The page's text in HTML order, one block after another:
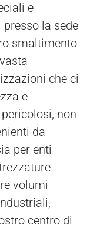
e
la sede
smaltimento
che ci
e
non
da
per enti
volumi
centro di